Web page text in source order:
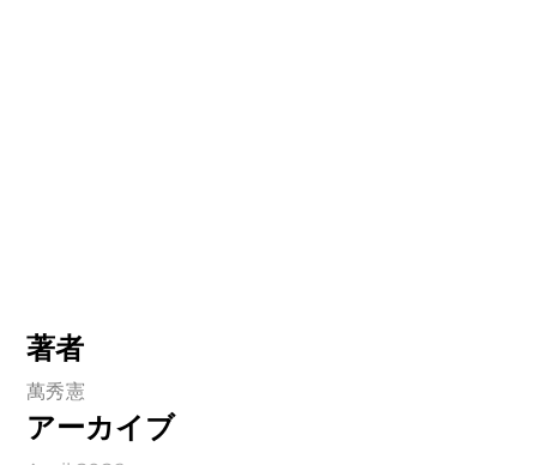
著者
萬秀憲
アーカイブ